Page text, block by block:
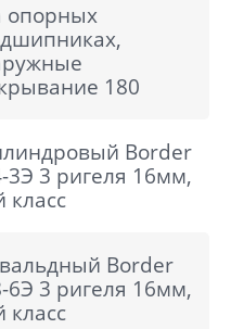
опорных
180
Border
3Э 3 ригеля 16мм,
класс
Border
6Э 3 ригеля 16мм,
класс